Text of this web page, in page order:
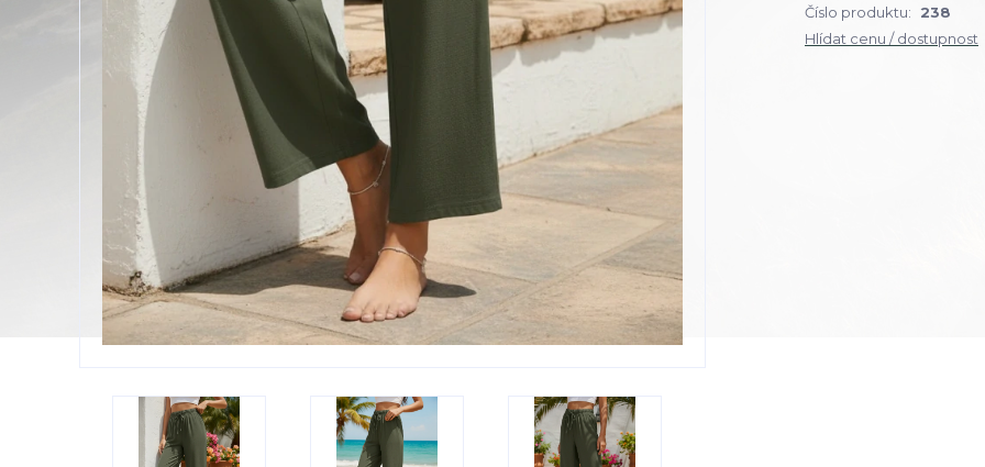
Číslo produktu: 238
Hlídat cenu / dostupnost